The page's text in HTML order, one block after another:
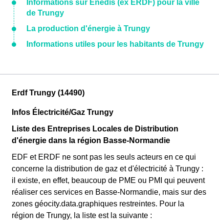
Informations sur Enedis (ex ERDF) pour la ville
de Trungy
La production d'énergie à Trungy
Informations utiles pour les habitants de Trungy
Erdf Trungy (14490)
Infos Électricité/Gaz Trungy
Liste des Entreprises Locales de Distribution
d'énergie dans la région Basse-Normandie
EDF et ERDF ne sont pas les seuls acteurs en ce qui
concerne la distribution de gaz et d'électricité à Trungy :
il existe, en effet, beaucoup de PME ou PMI qui peuvent
réaliser ces services en Basse-Normandie, mais sur des
zones géocity.data.graphiques restreintes. Pour la
région de Trungy, la liste est la suivante :